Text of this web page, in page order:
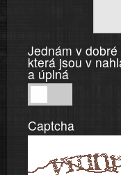
Jednám v
která jsou v
a úplná
v
dobré
informace
Captcha